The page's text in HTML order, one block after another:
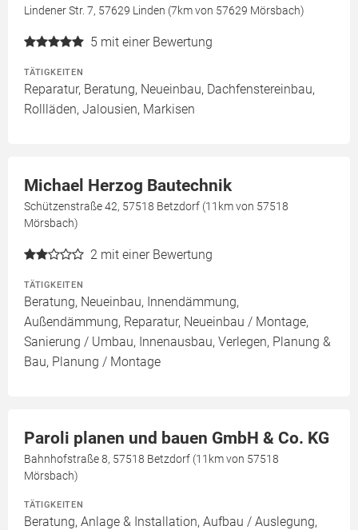
Lindener Str. 7, 57629 Linden (7km von 57629 Mörsbach)
5 mit einer Bewertung
TÄTIGKEITEN
Reparatur, Beratung, Neueinbau, Dachfenstereinbau,
Rollläden, Jalousien, Markisen
Michael Herzog Bautechnik
Schützenstraße 42, 57518 Betzdorf (11km von 57518
Mörsbach)
2 mit einer Bewertung
TÄTIGKEITEN
Beratung, Neueinbau, Innendämmung,
Außendämmung, Reparatur, Neueinbau / Montage,
Sanierung / Umbau, Innenausbau, Verlegen, Planung &
Bau, Planung / Montage
Paroli planen und bauen GmbH & Co. KG
Bahnhofstraße 8, 57518 Betzdorf (11km von 57518
Mörsbach)
TÄTIGKEITEN
Beratung, Anlage & Installation, Aufbau / Auslegung,